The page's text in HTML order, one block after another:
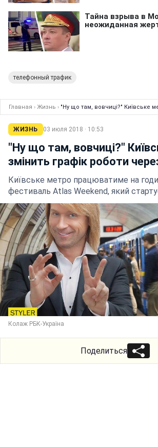
телефонный трафик
Главная › Жизнь › "Ну що там, вовчиці?" Київське
ЖИЗНЬ 03 июля 2018 · 10:53
"Ну що там, вовчиці?"
змінить графік роботи
Київське метро працюватиме на
фестиваль Atlas Weekend, який
Колаж РБК-Україна
Поделиться